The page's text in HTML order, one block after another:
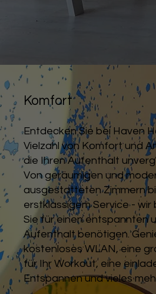
Komfort
Entdecken Sie bei Haven
Vielzahl von Komfort und
die Ihren Aufenthalt
Von geräumigen und
ausgestatteten Zimmern
erstklassigem Service - wir
Sie für einen entspannten
Aufenthalt benötigen.
kostenloses WLAN, eine
für Ihr Workout, eine
Entspannen und vieles